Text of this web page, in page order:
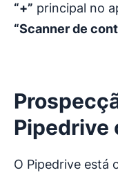
“+” principal no
“Scanner de
Pipedrive
O Pipedrive está